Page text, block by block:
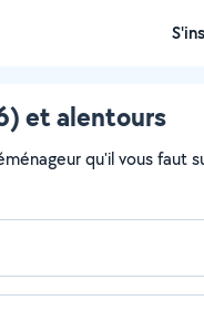
et alentours
qu'il vous faut